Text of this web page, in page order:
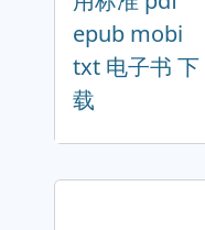
epub mobi
txt 电子书 下
载